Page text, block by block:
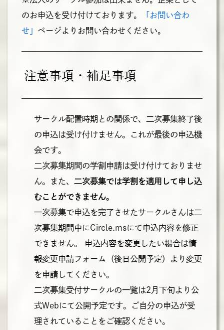
のお申込を受け付けております。
「お問い合わ
せ」 ページよりお問い合わせください。
注意事項・補足事項
サークル配置時期との関係で、二次募集終了後
の申込は受け付けません。これが最後の申込機
会です。
二次募集期間の学割申請は受け付けておりませ
ん。また、
二次募集では学割を適用して申し込
むことができません。
一次募集で申込を完了させたサークルさんは二
次募集期間中にCircle.msにて申込内容を修正
できません。
申込内容を変更したい場合は情
報変更申請フォーム（後日公開予定）より変更
を申請してください。
二次募集受付サークルの一覧は2月下旬より公
式Webにて公開予定です。ご自分の申込が受
理されていることをご確認ください。